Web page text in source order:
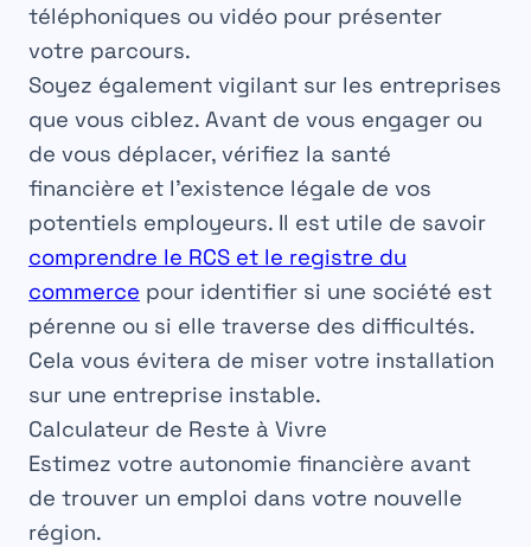
téléphoniques ou vidéo pour présenter
votre parcours.
Soyez également vigilant sur les entreprises
que vous ciblez. Avant de vous engager ou
de vous déplacer, vérifiez la santé
financière et l’existence légale de vos
potentiels employeurs. Il est utile de savoir
comprendre le RCS et le registre du
commerce pour identifier si une société est
pérenne ou si elle traverse des difficultés.
Cela vous évitera de miser votre installation
sur une entreprise instable.
Calculateur de Reste à Vivre
Estimez votre autonomie financière avant
de trouver un emploi dans votre nouvelle
région.